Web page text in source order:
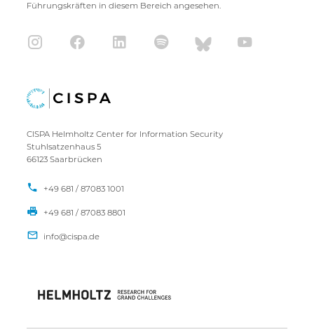
Führungskräften in diesem Bereich angesehen.
CISPA Helmholtz Center for Information Security
Stuhlsatzenhaus 5
66123 Saarbrücken
+49 681 / 87083 1001
+49 681 / 87083 8801